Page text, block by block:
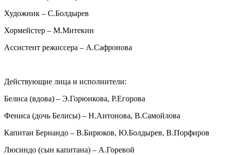
Художник – С.Болдырев
Хормейстер – М.Митекин
Ассистент режиссера – А.Сафронова
Действующие лица и исполнители:
Белиса (вдова) – Э.Горюнкова, Р.Егорова
Фениса (дочь Белисы) – Н.Антонова, В.Самойлова
Капитан Бернандо – В.Бирюков, Ю.Болдырев, В.Порфиров
Люсиндо (сын капитана) – А.Горевой